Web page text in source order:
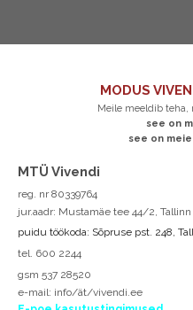
MODUS
Meile meeldib teha,
see on
see on
MTÜ Vivendi
reg. nr 80339764
jur.aadr: Mustamäe tee 44/2, Tallinn
puidu töökoda: Sõpruse pst. 248,
tel. 600 2244
gsm 537 28520
e-mail: info/ät/vivendi.ee